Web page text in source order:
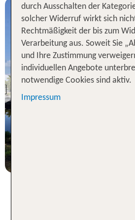
Previous
Berlin
Estrel
durch Ausschalten der
solcher Widerruf wirkt sich
Rechtmäßigkeit der bis zum
Verarbeitung aus. Soweit Sie
und Ihre Zustimmung
individuellen Angebote
notwendige Cookies sind aktiv.
Impressum